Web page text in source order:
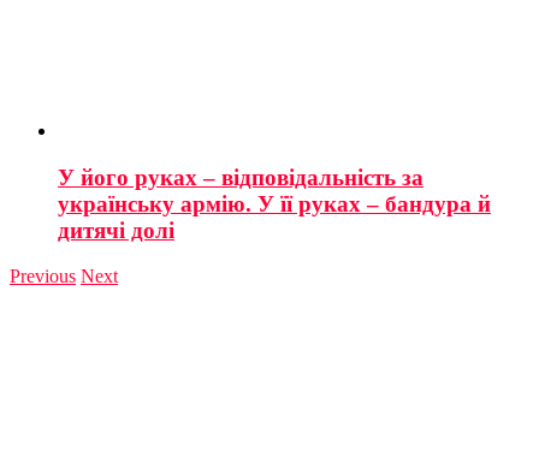
У його руках – відповідальність за
українську армію. У її руках – бандура й
дитячі долі
Previous Next